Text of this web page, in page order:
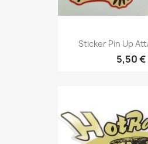
Sticker Pin Up
5,50 €